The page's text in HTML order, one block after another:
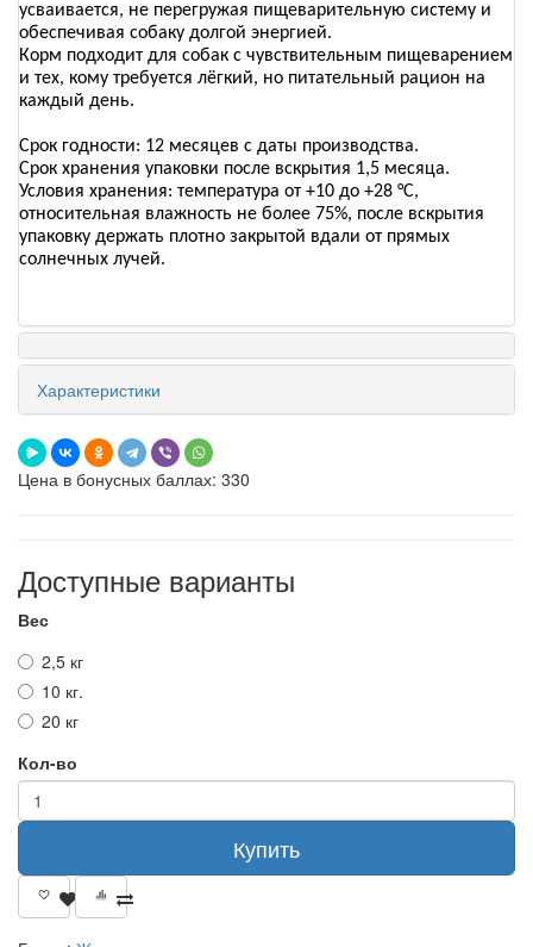
усваивается, не перегружая пищеварительную систему и
обеспечивая собаку долгой энергией.
Корм подходит для собак с чувствительным пищеварением
и тех, кому требуется лёгкий, но питательный рацион на
каждый день.
Срок годности: 12 месяцев с даты производства.
Срок хранения упаковки после вскрытия 1,5 месяца.
Условия хранения: температура от +10 до +28 °C,
относительная влажность не более 75%, после вскрытия
упаковку держать плотно закрытой вдали от прямых
солнечных лучей.
Характеристики
Цена в бонусных баллах: 330
Доступные варианты
Вес
2,5 кг
10 кг.
20 кг
Кол-во
Купить